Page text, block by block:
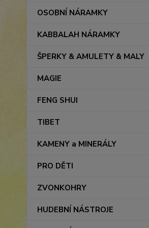
OSOBNÍ NÁRAMKY
KABBALAH NÁRAMKY
ŠPERKY & AMULETY & MALY
MAGIE
FENG SHUI
TIBET
KAMENY a MINERÁLY
PRO DĚTI
ZVONKOHRY
HUDEBNÍ NÁSTROJE